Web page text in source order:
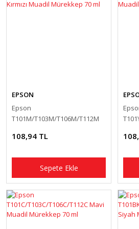
EPSON
Epson
T101M/T103M/T106M/T112M
108,94 TL
Sepete Ekle